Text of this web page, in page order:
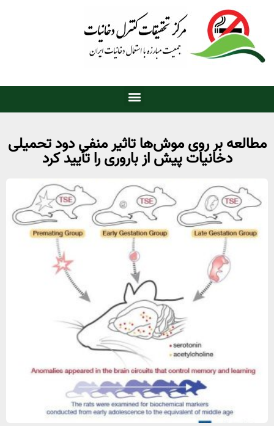
بر روی موش‌ها تاثیر منفی دود تحمیلی
دخانیات پیش از باروری را تأیید کرد